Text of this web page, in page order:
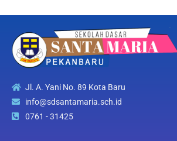
Jl. A. Yani No. 89 Kota Baru
info@sdsantamaria.sch.id
0761 - 31425